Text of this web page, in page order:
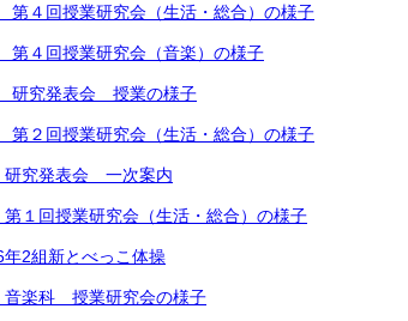
４回授業研究会（生活・総合）の様子
４回授業研究会（音楽）の様子
研究発表会 授業の様子
２回授業研究会（生活・総合）の様子
究発表会 一次案内
１回授業研究会（生活・総合）の様子
2組新とべっこ体操
楽科 授業研究会の様子